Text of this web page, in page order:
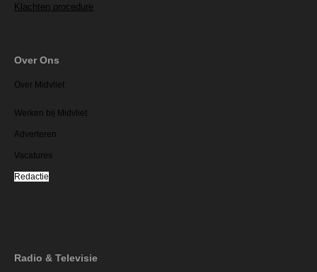
Klachten procedure
Over Ons
Over Midvliet
Werken bij Midvliet
Adverteren
Vacatures
Redactie
Radio & Televisie